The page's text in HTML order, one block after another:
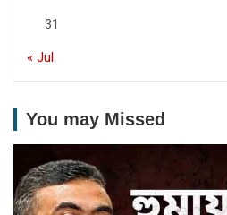
31
« Jul
You may Missed